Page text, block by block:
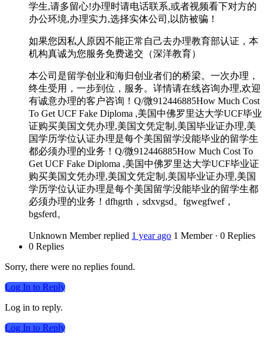
学生,请多留心!办理时请电话联系,或者视频看下对方的
办公环境,办理实力,选择实体公司,以防被骗！
如果您因私人原因不能正常自己去办理教育部认证，本
机构真诚为您服务免费递交（深洋教育）
本公司是留学创业和海归创业者们的桥梁。一次办理，
终生受用，一步到位，服务。详情请在线咨询办理,欢迎
有诚意办理的客户咨询！Q/微912446885How Much Cost
To Get UCF Fake Diploma ,美国中佛罗里达大学UCF毕业
证购买美国文凭办理,美国文凭定制,美国毕业证办理,美
国学历学位认证办理是每个美国留学没能毕业的留学生
都必须办理的业务！Q/微912446885How Much Cost To
Get UCF Fake Diploma ,美国中佛罗里达大学UCF毕业证
购买美国文凭办理,美国文凭定制,美国毕业证办理,美国
学历学位认证办理是每个美国留学没能毕业的留学生都
必须办理的业务！dfhgrth，sdxvgsd。fgwegfwef，
bgsferd。
Unknown Member replied 1 year ago 1 Member · 0 Replies
0 Replies
Sorry, there were no replies found.
Log In to Reply
Log in to reply.
Log In to Reply